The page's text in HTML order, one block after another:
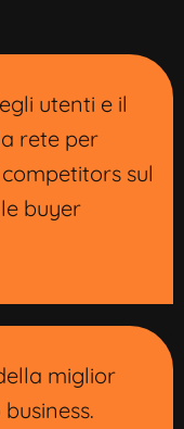
utenti e il
rete per
sul
buyer
miglior